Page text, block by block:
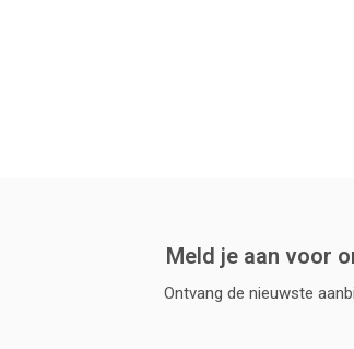
Meld je aan voor
Ontvang de nieuwste